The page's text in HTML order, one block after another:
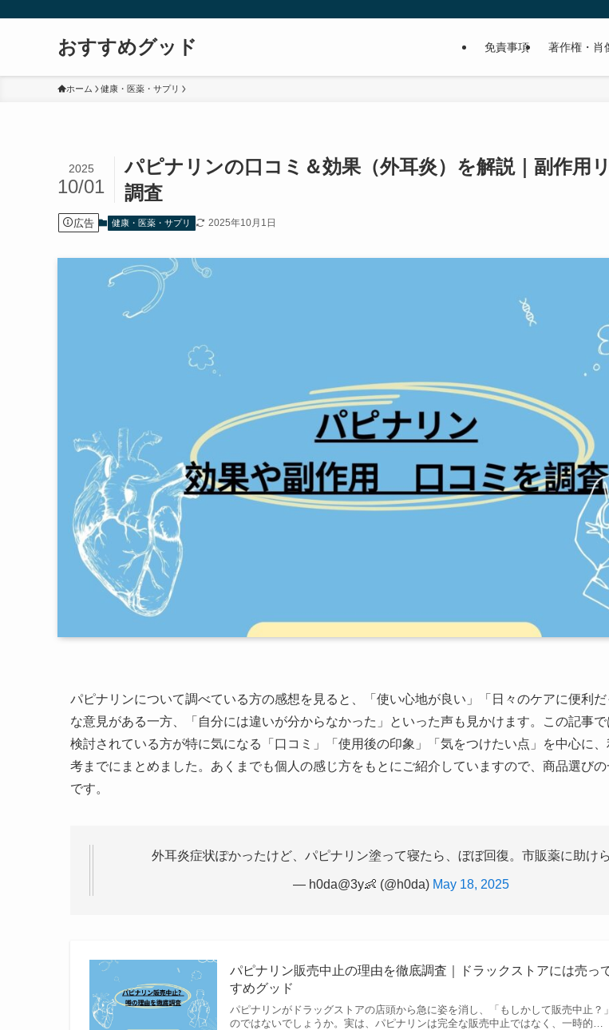
おすすめグッド 免責事項 著作権・肖
ホーム 健康・医薬・サプリ
パピナリンの口コミ＆効果（外耳炎）を解説｜副作用
調査
2025
10/01
広告 健康・医薬・サプリ 2025年10月1日
パピナリンについて調べている方の感想を見ると、「使い心地が良い」「日々のケアに便利
な意見がある一方、「自分には違いが分からなかった」といった声も見かけます。この記事
検討されている方が特に気になる「口コミ」「使用後の印象」「気をつけたい点」を中心に
考までにまとめました。あくまでも個人の感じ方をもとにご紹介していますので、商品選び
です。
外耳炎症状ぽかったけど、パピナリン塗って寝たら、ぼぼ回復。市販薬に助けら
— h0da@3y👶 (@h0da) May 18, 2025
パピナリン販売中止の理由を徹底調査｜ドラックストアには売っ
すめグッド
パピナリンがドラッグストアの店頭から急に姿を消し、「もしかして販売中止？
のではないでしょうか。実は、パピナリンは完全な販売中止ではなく、一時的…